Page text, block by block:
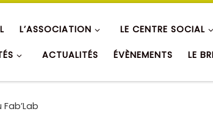
L’ASSOCIATION LE CENTRE SOCIAL
ACTUALITÉS ÉVÈNEMENTS LE
Fab’Lab